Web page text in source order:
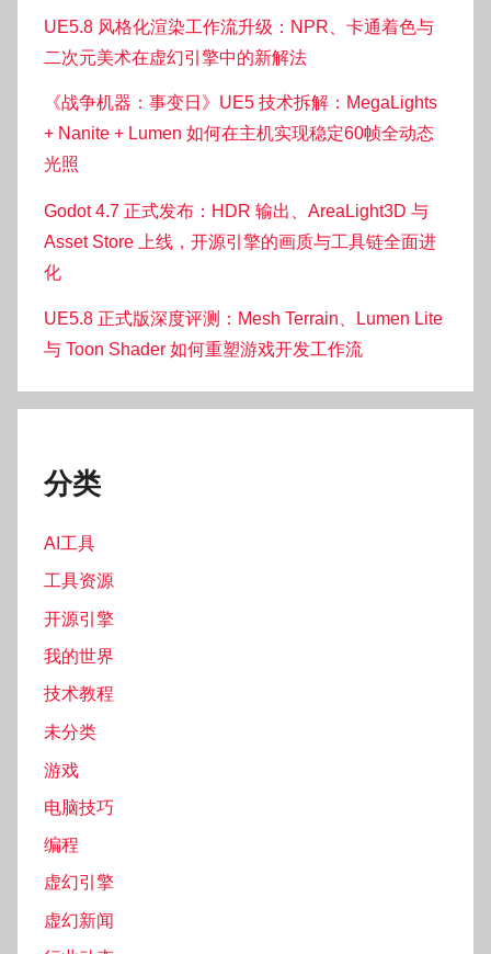
UE5.8 风格化渲染工作流升级：NPR、卡通着色与
二次元美术在虚幻引擎中的新解法
《战争机器：事变日》UE5 技术拆解：MegaLights
+ Nanite + Lumen 如何在主机实现稳定60帧全动态
光照
Godot 4.7 正式发布：HDR 输出、AreaLight3D 与
Asset Store 上线，开源引擎的画质与工具链全面进
化
UE5.8 正式版深度评测：Mesh Terrain、Lumen Lite
与 Toon Shader 如何重塑游戏开发工作流
分类
AI工具
工具资源
开源引擎
我的世界
技术教程
未分类
游戏
电脑技巧
编程
虚幻引擎
虚幻新闻